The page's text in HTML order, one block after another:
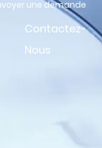
une demande
Contactez-
Nous